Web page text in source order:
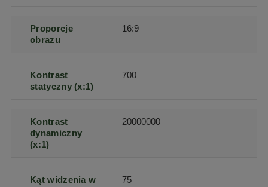
Proporcje
obrazu
16:9
Kontrast
statyczny (x:1)
700
Kontrast
dynamiczny
(x:1)
20000000
Kąt widzenia w
75